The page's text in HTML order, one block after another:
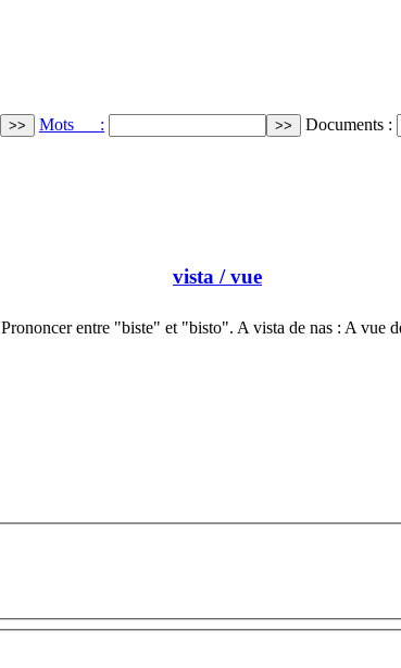
Mots : Documents :
vista / vue
Prononcer entre "biste" et "bisto". A vista de nas : A vue